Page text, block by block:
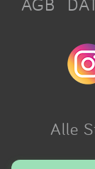
Alle